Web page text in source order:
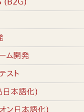
ム開発
スト
本語化)
ン日本語化)